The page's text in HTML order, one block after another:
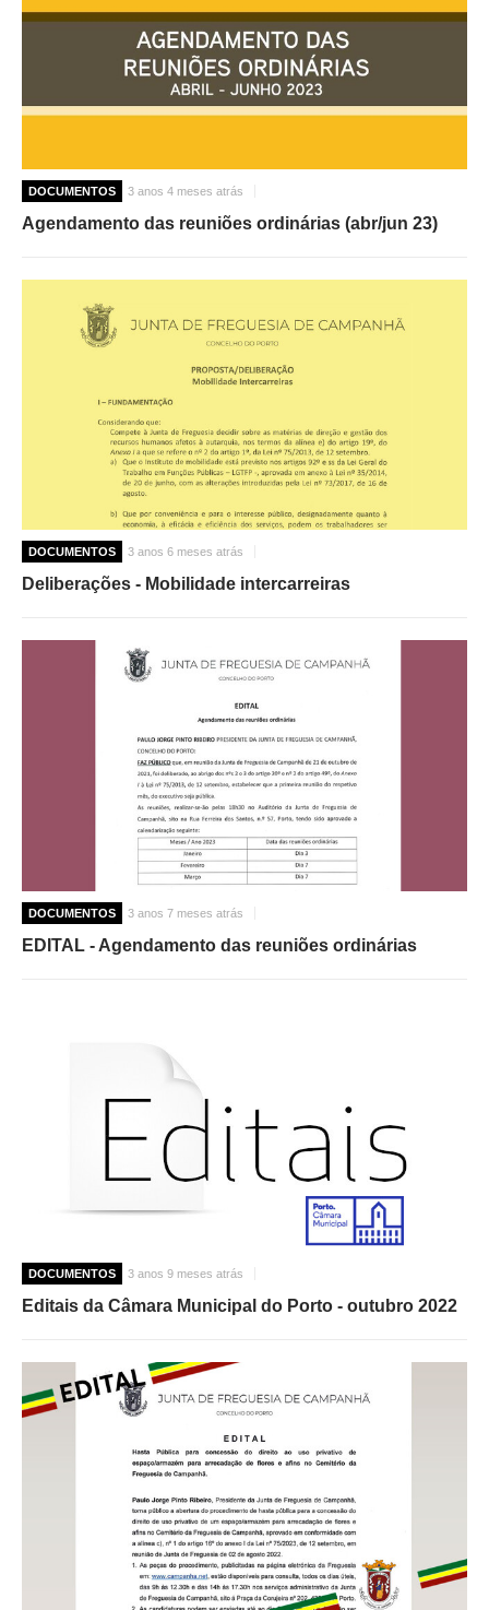
DOCUMENTOS 3 anos 4 meses atrás
Agendamento das reuniões ordinárias (abr/jun 23)
DOCUMENTOS 3 anos 6 meses atrás
Deliberações - Mobilidade intercarreiras
DOCUMENTOS 3 anos 7 meses atrás
EDITAL - Agendamento das reuniões ordinárias
DOCUMENTOS 3 anos 9 meses atrás
Editais da Câmara Municipal do Porto - outubro 2022